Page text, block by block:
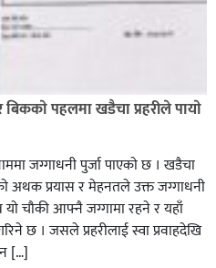
ट्यांकर दुर्घटनापछि
बिककाे पहलमा खडैचा प्रहरीले पायाे
जग्गाधनी पुर्जा पाएकाे छ । खडैचा
अथक प्रयास र मेहनतले उक्त जग्गाधनी
याे चाैकी आफ्नै जग्गामा रहने र यहाँ
छ । जसले प्रहरीलाई स्वा प्रवाहदेखि
[…]